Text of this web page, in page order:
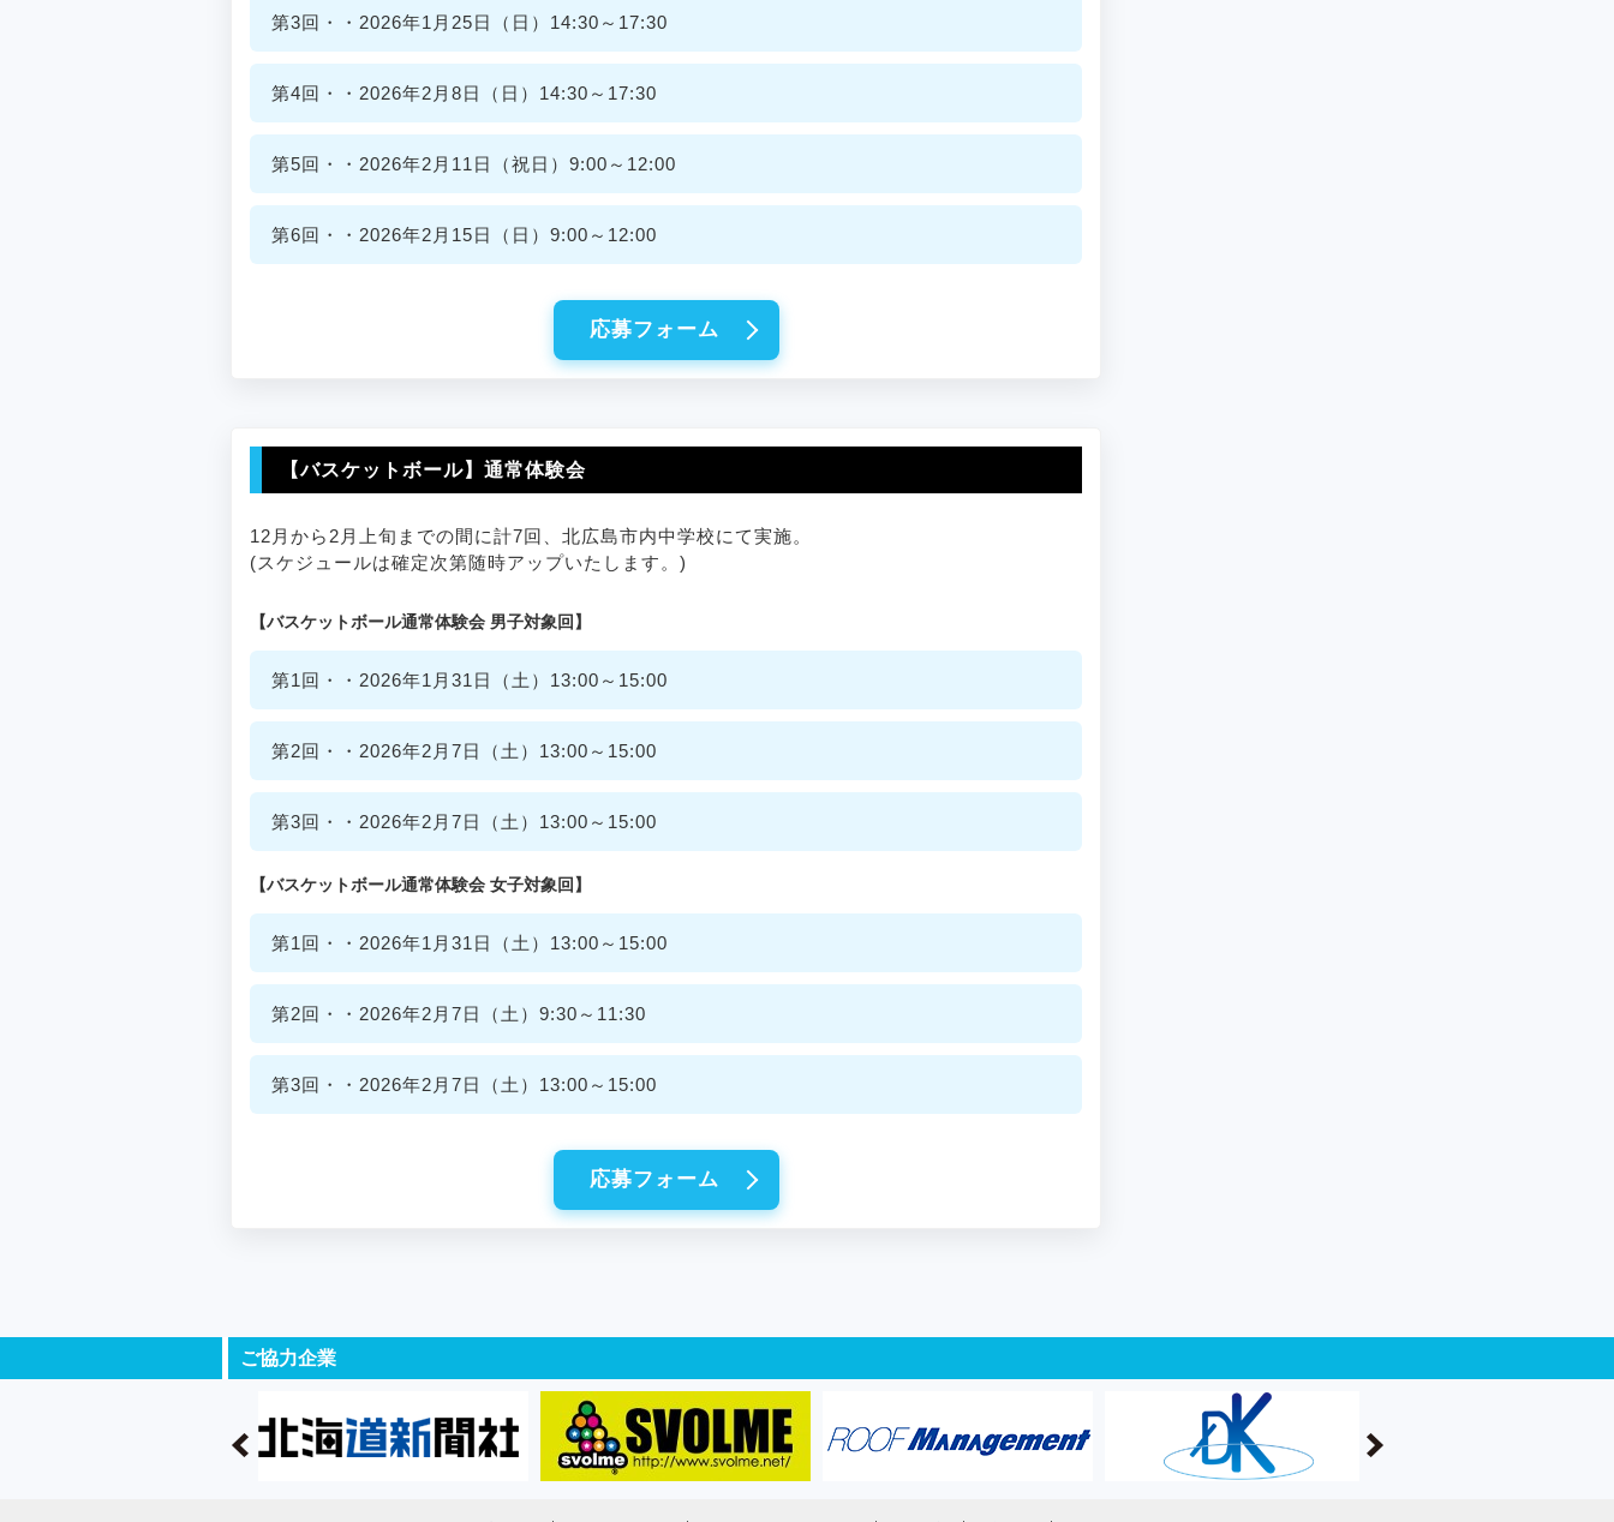
第3回・・2026年1月25日（日）14:30～17:30
第4回・・2026年2月8日（日）14:30～17:30
第5回・・2026年2月11日（祝日）9:00～12:00
第6回・・2026年2月15日（日）9:00～12:00
応募フォーム
【バスケットボール】通常体験会
12月から2月上旬までの間に計7回、北広島市内中学校にて実施。
(スケジュールは確定次第随時アップいたします。)
【バスケットボール通常体験会 男子対象回】
第1回・・2026年1月31日（土）13:00～15:00
第2回・・2026年2月7日（土）13:00～15:00
第3回・・2026年2月7日（土）13:00～15:00
【バスケットボール通常体験会 女子対象回】
第1回・・2026年1月31日（土）13:00～15:00
第2回・・2026年2月7日（土）9:30～11:30
第3回・・2026年2月7日（土）13:00～15:00
応募フォーム
ご協力企業